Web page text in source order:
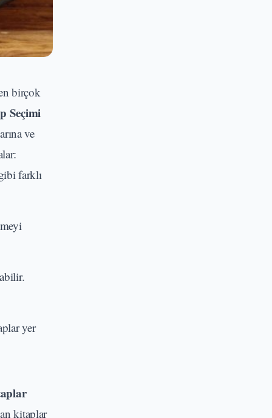
birçok
Seçimi
ve
farklı
yer
kitaplar